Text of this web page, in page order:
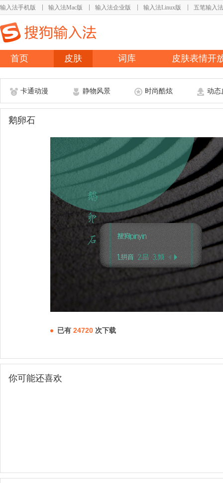
输入法手机版 输入法Mac版 输入法企业版 输入法Linux版 五笔输入法
首页 皮肤 词库 皮肤表情开
卡通动漫 静物风景 时尚酷炫 动态
鹅卵石
已有 24720 次下载
你可能还喜欢